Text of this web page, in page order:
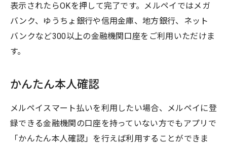
表示されたらOKを押して完了です。メルペイではメガ
バンク、ゆうちょ銀行や信用金庫、地方銀行、ネット
バンクなど300以上の金融機関口座をご利用いただけま
す。
かんたん本人確認
メルペイスマート払いを利用したい場合、メルペイに登
録できる金融機関の口座を持っていない方でもアプリで
「かんたん本人確認」を行えば利用することができま